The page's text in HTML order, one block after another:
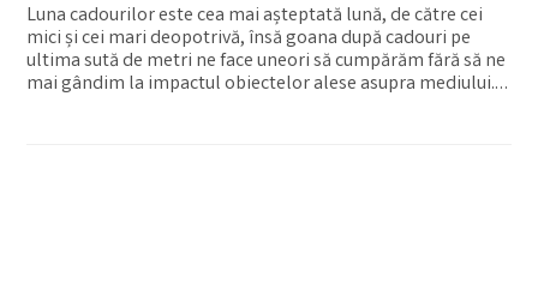
Luna cadourilor este cea mai așteptată lună, de către cei
mici și cei mari deopotrivă, însă goana după cadouri pe
ultima sută de metri ne face uneori să cumpărăm fără să ne
mai gândim la impactul obiectelor alese asupra mediului.…